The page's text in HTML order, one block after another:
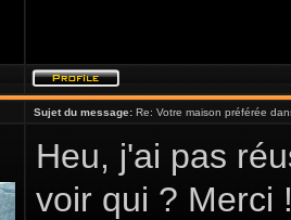
Sujet du message: Re: Votre maison préférée
Heu, j'ai pas
voir qui ? Merci